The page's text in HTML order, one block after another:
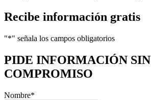
Recibe información gratis
"*" señala los campos obligatorios
PIDE INFORMACIÓN SIN
COMPROMISO
Nombre*